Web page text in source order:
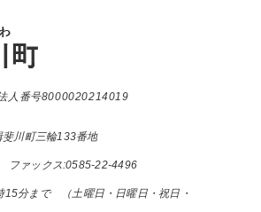
人番号8000020214019
川町三輪133番地
ファックス:0585-22-4496
15分まで （土曜日・日曜日・祝日・